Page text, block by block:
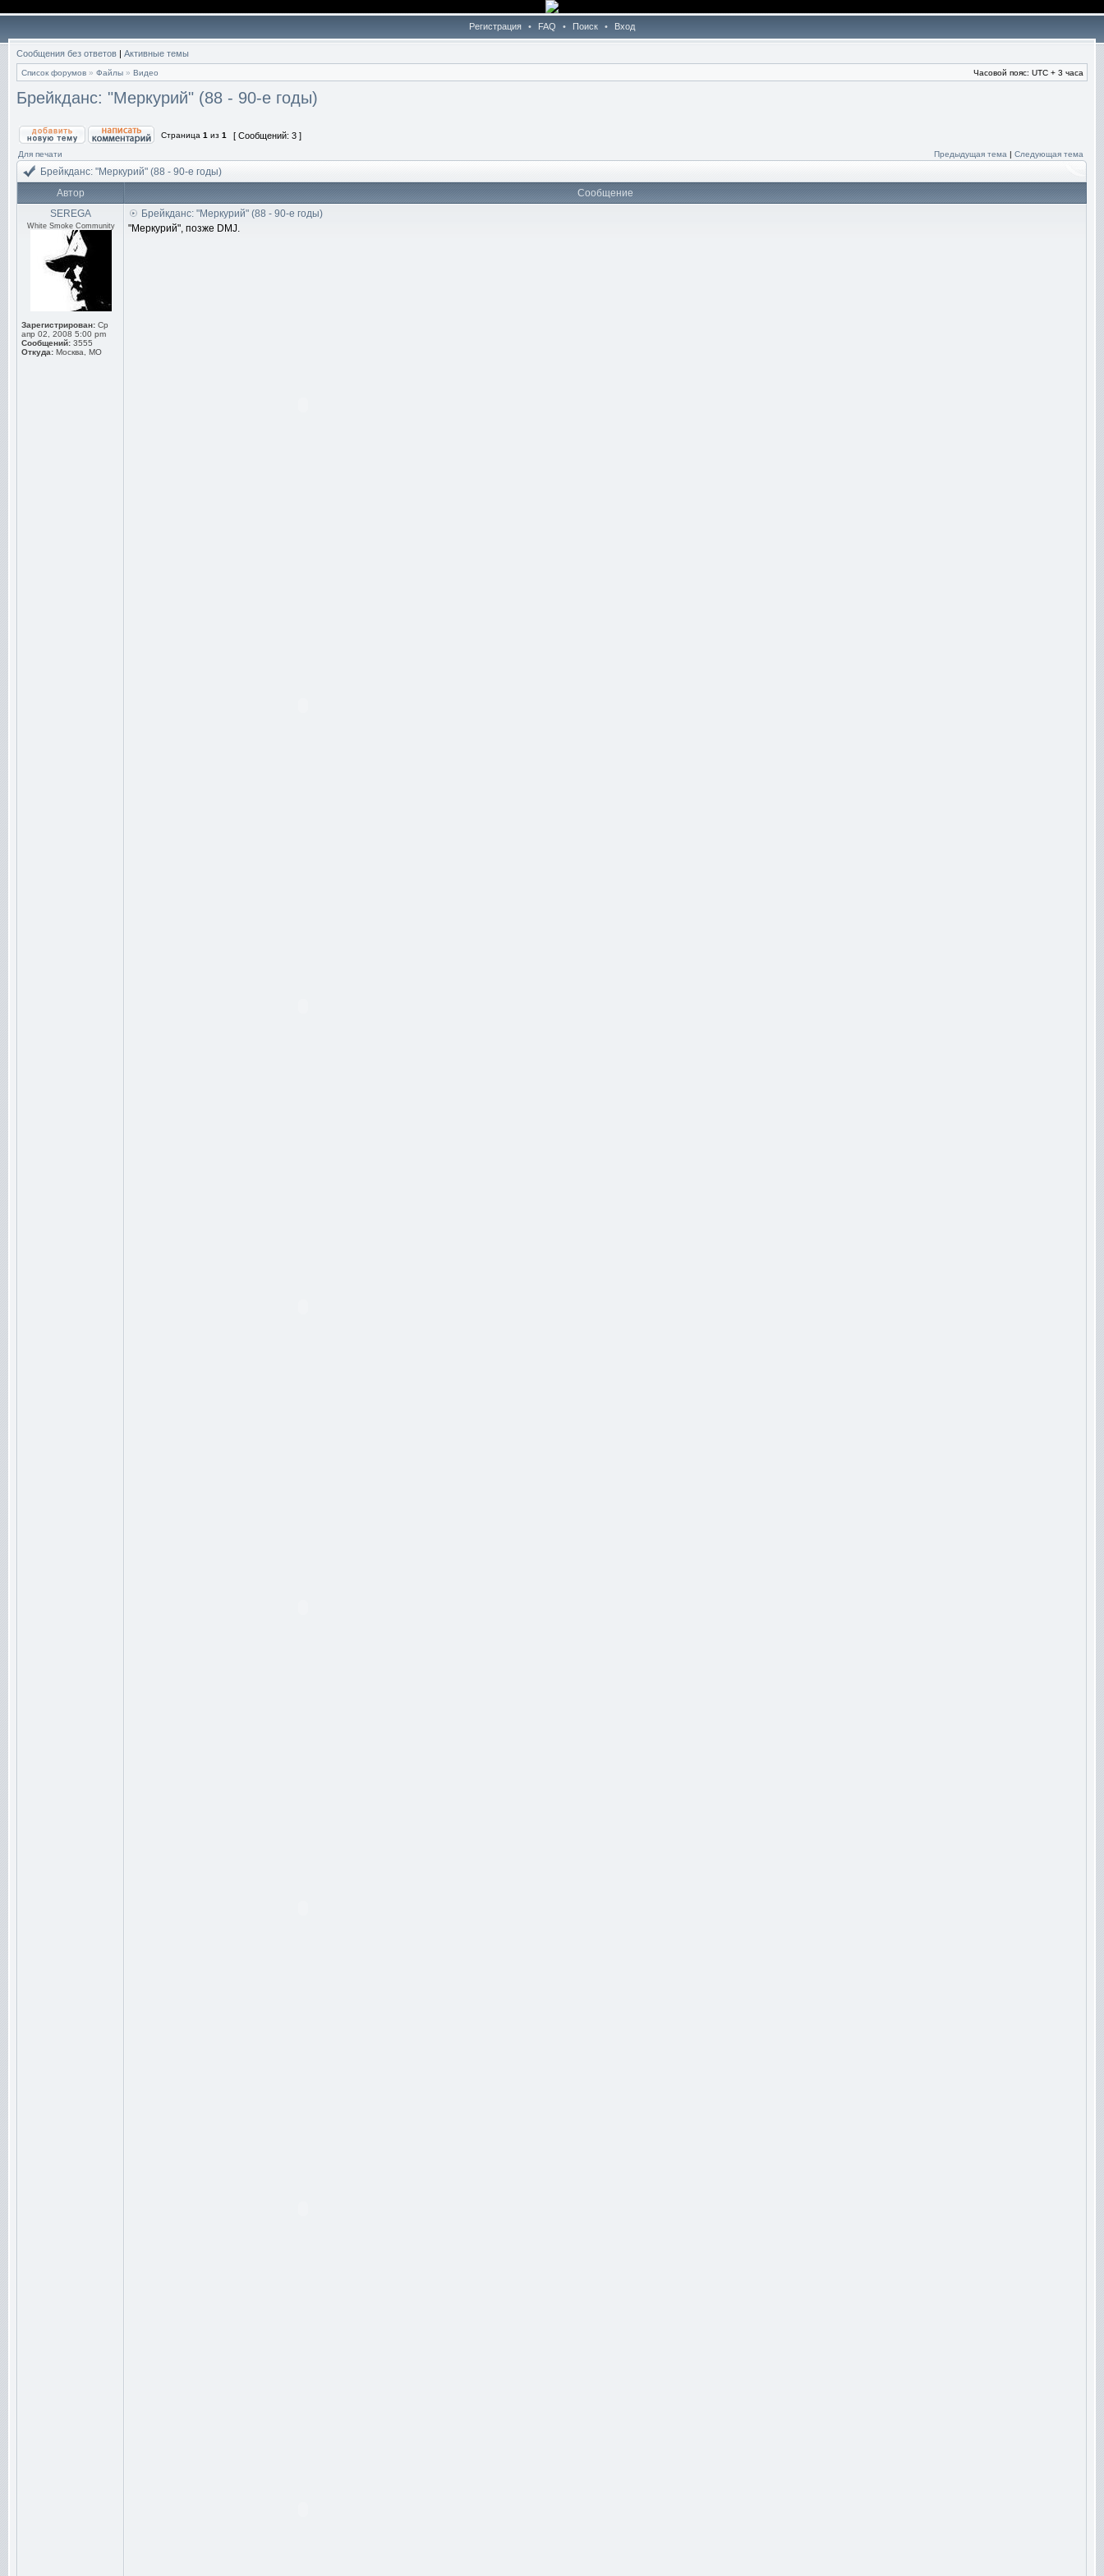
Регистрация • FAQ • Поиск • Вход
Сообщения без ответов | Активные темы
Список форумов » Файлы » Видео Часовой пояс: UTC + 3 часа
Брейкданс: "Меркурий" (88 - 90-е годы)
Страница 1 из 1 [ Сообщений: 3 ]
Для печати Предыдущая тема | Следующая тема
Брейкданс: "Меркурий" (88 - 90-е годы)
Автор
Сообщение
SEREGA
White Smoke Community
Зарегистрирован: Ср
апр 02, 2008 5:00 pm
Сообщений: 3555
Откуда: Москва, МО
Брейкданс: "Меркурий" (88 - 90-е годы)
"Меркурий", позже DMJ.